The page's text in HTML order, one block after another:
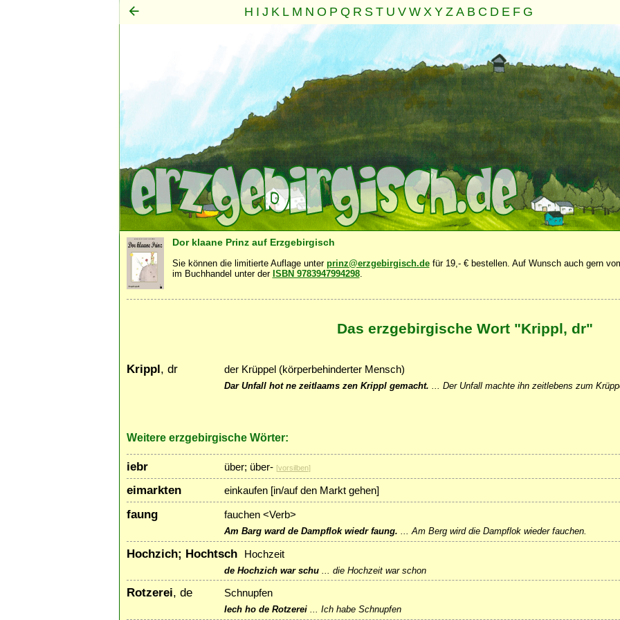
H I J K L M N O P Q R S T U V W X Y Z A B C D E F G
Geist Familie ·Gemeinschaft Nahrung
Dor klaane Prinz auf Erzgebirgisch
Sie können die limitierte Auflage unter prinz@erzgebirgisch.defür 19,- € bestellen. Auf Wunsch auch gern
im Buchhandel unter der ISBN 9783947994298.
Das erzgebirgische Wort "Krippl, dr"
Krippl, dr der Krüppel (körperbehinderter Mensch)
Dar Unfall hot ne zeitlaams zen Krippl gemacht. Der Unfall machte ihn zeitlebens zum
Weitere erzgebirgische Wörter:
iebr über; über- [vorsilben]
eimarkten einkaufen [in/auf den Markt gehen]
faung fauchen <Verb>
Am Barg ward de Dampflok wiedr faung. ...Am Berg wird die Dampflok wieder fauchen.
Hochzich; Hochtsch Hochzeit
de Hochzich war schu... die Hochzeit war schon
Rotzerei, de Schnupfen
Iech ho de Rotzerei... Ich habe Schnupfen